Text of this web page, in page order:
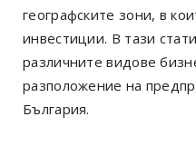
географските зони, в
инвестиции. В тази
различните видове
разположение на
България.